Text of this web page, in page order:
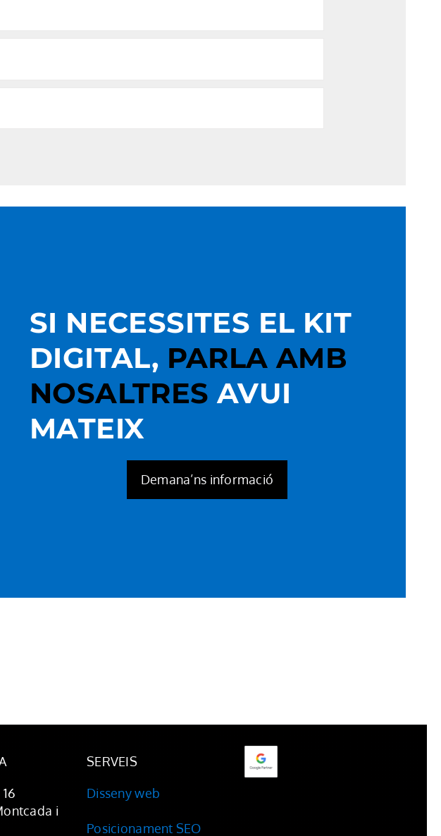
SI NECESSITES EL KIT
DIGITAL, PARLA AMB
NOSALTRES AVUI
MATEIX
Demana’ns informació
i
SERVEIS
Disseny web
Posicionament SEO